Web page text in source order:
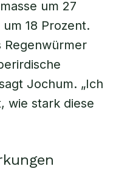
um 27
18 Prozent.
Regenwürmer
Jochum. „Ich
wie stark diese